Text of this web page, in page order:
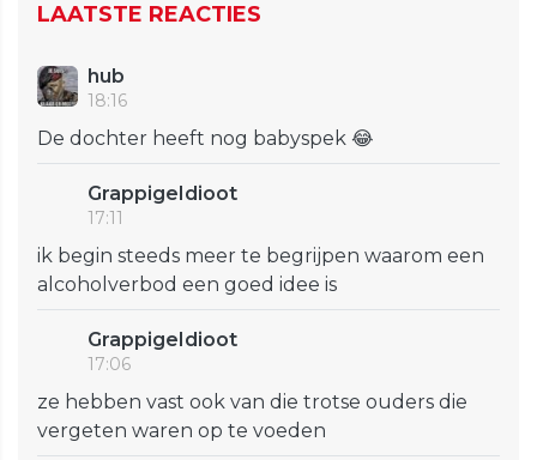
LAATSTE REACTIES
hub
18:16
De dochter heeft nog babyspek 😂
GrappigeIdioot
17:11
ik begin steeds meer te begrijpen waarom een
alcoholverbod een goed idee is
GrappigeIdioot
17:06
ze hebben vast ook van die trotse ouders die
vergeten waren op te voeden